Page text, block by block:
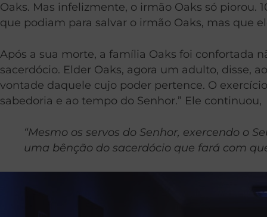
Oaks. Mas infelizmente, o irmão Oaks só
que podiam para salvar o irmão Oaks, mas que
Após a sua morte, a família Oaks foi confortada
sacerdócio. Elder Oaks, agora um adulto, disse,
vontade daquele cujo poder pertence. O
sabedoria e ao tempo do Senhor.” Ele continuou,
“Mesmo os servos do Senhor, exercendo o
uma bênção do sacerdócio que fará com